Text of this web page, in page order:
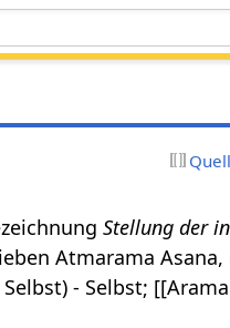
Stellung der
Atmarama
- Selbst;